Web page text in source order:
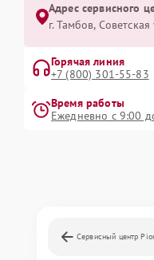
Адрес сервисного
г. Тамбов,
Горячая линия
+7 (800) 301-55-83
Время работы
Ежедневно с 9:00
Сервисный центр